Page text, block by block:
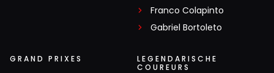
Franco Colapinto
Gabriel Bortoleto
GRAND PRIXES
LEGENDARISCHE
COUREURS